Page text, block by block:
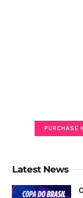
PURCHASE
Latest News